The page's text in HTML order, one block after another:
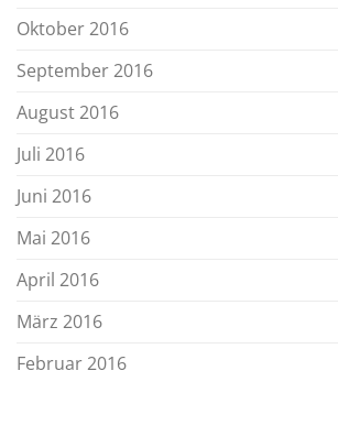
Oktober 2016
September 2016
August 2016
Juli 2016
Juni 2016
Mai 2016
April 2016
März 2016
Februar 2016